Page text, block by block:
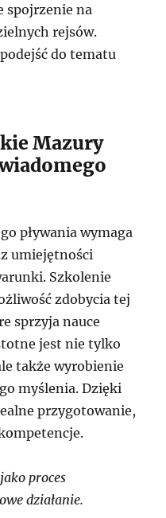
spojrzenie na
rejsów.
do tematu
Mazury
pływania wymaga
umiejętności
Szkolenie
zdobycia tej
sprzyja nauce
jest nie tylko
także wyrobienie
myślenia. Dzięki
przygotowanie,
proces
działanie.